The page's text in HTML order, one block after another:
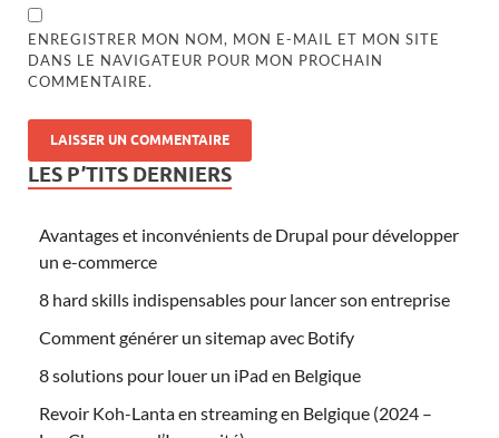
ENREGISTRER MON NOM, MON E-MAIL ET MON SITE
DANS LE NAVIGATEUR POUR MON PROCHAIN
COMMENTAIRE.
LES P’TITS DERNIERS
Avantages et inconvénients de Drupal pour développer
un e-commerce
8 hard skills indispensables pour lancer son entreprise
Comment générer un sitemap avec Botify
8 solutions pour louer un iPad en Belgique
Revoir Koh-Lanta en streaming en Belgique (2024 –